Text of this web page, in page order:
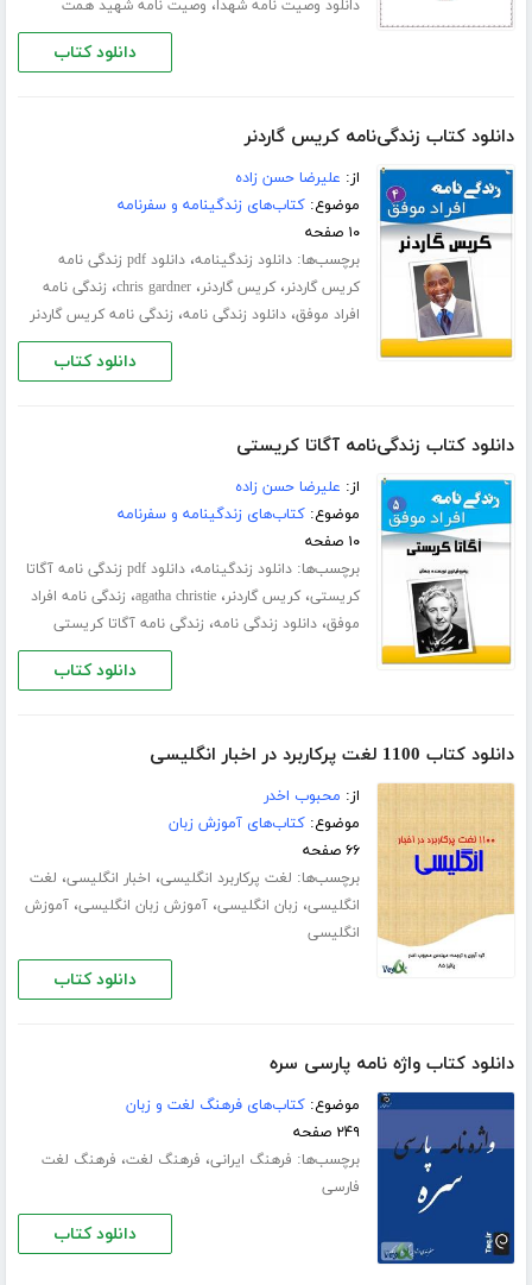
دانلود وصیت نامه شهدا، وصیت نامه شهید همت
دانلود کتاب
دانلود کتاب زندگی‌نامه کریس گاردنر
از: علیرضا حسن زاده
موضوع:کتاب‌های زندگینامه و سفرنامه
۱۰ صفحه
برچسب‌ها:دانلود زندگینامه،
دانلود pdf زندگی نامه
کریس گاردنر،کریس گاردنر،chris gardner، زندگی نامه
افراد موفق،دانلود زندگی نامه، زندگی نامه کریس گاردنر
دانلود کتاب
دانلود کتاب زندگی‌نامه آگاتا کریستی
از: علیرضا حسن زاده
موضوع:کتاب‌های زندگینامه و سفرنامه
۱۰ صفحه
برچسب‌ها:دانلود زندگینامه،
دانلود pdf زندگی نامه آگاتا
کریستی،کریس گاردنر،agatha christie، زندگی نامه افراد
موفق،دانلود زندگی نامه، زندگی نامه آگاتا کریستی
دانلود کتاب
دانلود کتاب 1100 لغت پرکاربرد در اخبار انگلیسی
از: محبوب اخدر
موضوع:کتاب‌های آموزش زبان
۶۶ صفحه
برچسب‌ها: لغت پرکاربرد انگلیسی، اخبار انگلیسی، لغت
انگلیسی، زبان انگلیسی،آموزش زبان انگلیسی،آموزش
انگلیسی
دانلود کتاب
دانلود کتاب واژه نامه پارسی سره
موضوع:کتاب‌های فرهنگ لغت و زبان
۲۴۹ صفحه
برچسب‌ها: فرهنگ ایرانی، فرهنگ لغت، فرهنگ لغت
فارسی
دانلود کتاب